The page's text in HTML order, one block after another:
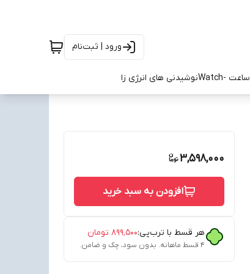
ورود | ثبت‌نام
ساعت -Watch نوشیدنی های انرژی زا
3,598,000
افزودن به سبد خرید
هر قسط با ترب‌پی:۸۹۹٬۵۰۰ تومان
۴ قسط ماهانه. بدون سود، چک و ضامن.